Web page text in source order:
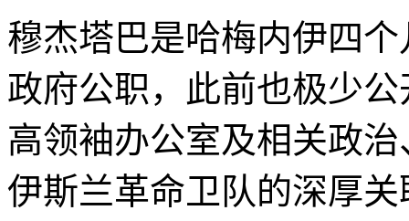
穆杰塔巴是哈梅内伊四
政府公职，此前也极少
高领袖办公室及相关政
伊斯兰革命卫队的深厚